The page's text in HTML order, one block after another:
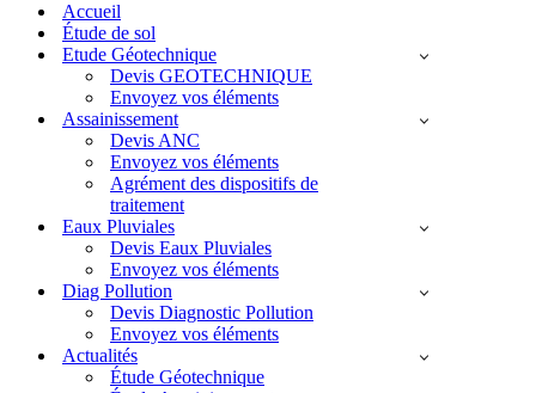
navigationAccueil
Étude de sol
Etude Géotechnique
Devis GEOTECHNIQUE
Envoyez vos éléments
Assainissement
Devis ANC
Envoyez vos éléments
Agrément des dispositifs de
traitement
Eaux Pluviales
Devis Eaux Pluviales
Envoyez vos éléments
Diag Pollution
Devis Diagnostic Pollution
Envoyez vos éléments
Actualités
Étude Géotechnique